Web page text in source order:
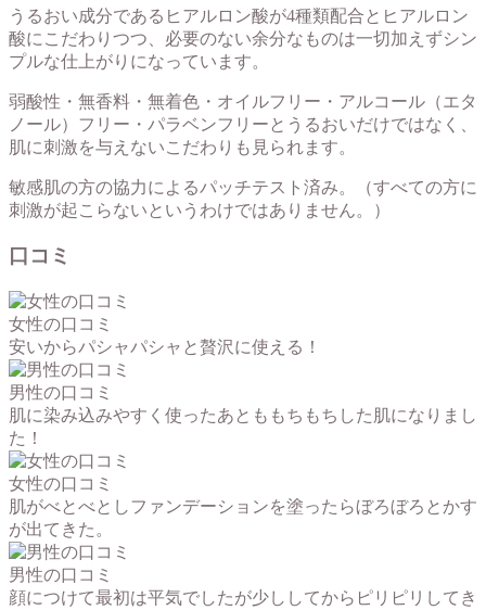
うるおい成分であるヒアルロン酸が4種類配合とヒアルロン
酸にこだわりつつ、必要のない余分なものは一切加えずシン
プルな仕上がりになっています。
弱酸性・無香料・無着色・オイルフリー・アルコール（エタ
ノール）フリー・パラベンフリーとうるおいだけではなく、
肌に刺激を与えないこだわりも見られます。
敏感肌の方の協力によるパッチテスト済み。（すべての方に
刺激が起こらないというわけではありません。）
口コミ
女性の口コミ
安いからパシャパシャと贅沢に使える！
男性の口コミ
肌に染み込みやすく使ったあとももちもちした肌になりまし
た！
女性の口コミ
肌がべとべとしファンデーションを塗ったらぼろぼろとかす
が出てきた。
男性の口コミ
顔につけて最初は平気でしたが少ししてからピリピリしてき